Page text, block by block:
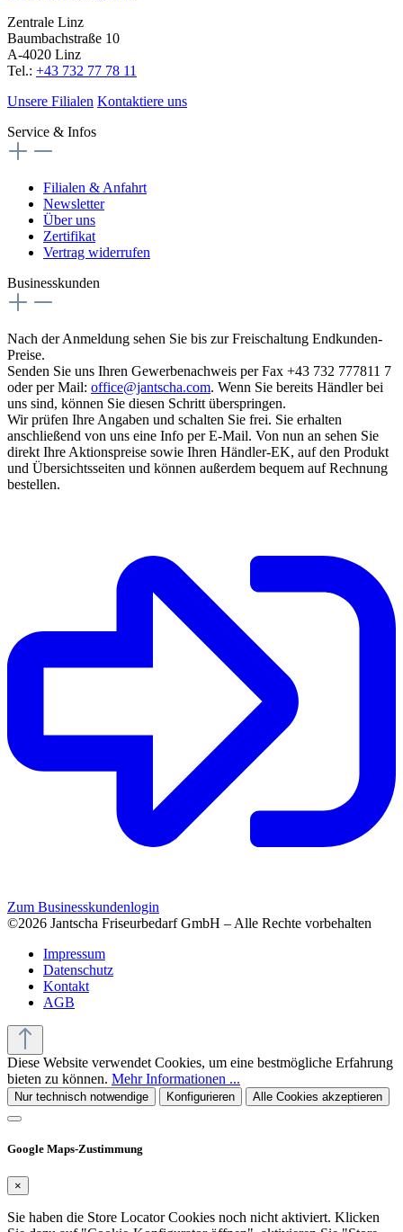
Zentrale Linz
Baumbachstraße 10
A-4020 Linz
Tel.: +43 732 77 78 11
Unsere Filialen Kontaktiere uns
Service & Infos
Filialen & Anfahrt
Newsletter
Über uns
Zertifikat
Vertrag widerrufen
Businesskunden
Nach der Anmeldung sehen Sie bis zur Freischaltung Endkunden-
Preise.
Senden Sie uns Ihren Gewerbenachweis per Fax +43 732 777811 7
oder per Mail: office@jantscha.com. Wenn Sie bereits Händler bei
uns sind, können Sie diesen Schritt überspringen.
Wir prüfen Ihre Angaben und schalten Sie frei. Sie erhalten
anschließend von uns eine Info per E-Mail. Von nun an sehen Sie
direkt Ihre Aktionspreise sowie Ihren Händler-EK, auf den Produkt
und Übersichtsseiten und können außerdem bequem auf Rechnung
bestellen.
Zum Businesskundenlogin
©2026 Jantscha Friseurbedarf GmbH – Alle Rechte vorbehalten
Impressum
Datenschutz
Kontakt
AGB
Diese Website verwendet Cookies, um eine bestmögliche Erfahrung
bieten zu können. Mehr Informationen ...
Nur technisch notwendige Konfigurieren Alle Cookies akzeptieren
Google Maps-Zustimmung
×
Sie haben die Store Locator Cookies noch nicht aktiviert. Klicken